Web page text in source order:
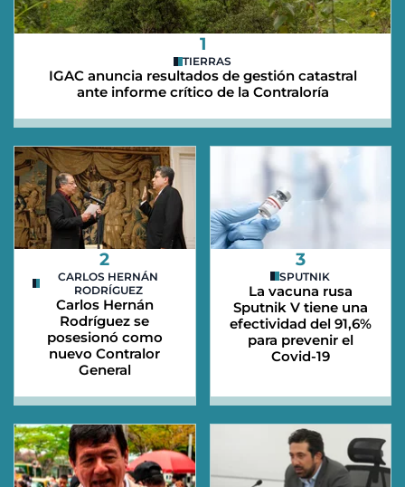
1
TIERRAS
IGAC anuncia resultados de gestión catastral
ante informe crítico de la Contraloría
2
CARLOS HERNÁN
RODRÍGUEZ
Carlos Hernán
Rodríguez se
posesionó como
nuevo Contralor
General
3
SPUTNIK
La vacuna rusa
Sputnik V tiene una
efectividad del 91,6%
para prevenir el
Covid-19